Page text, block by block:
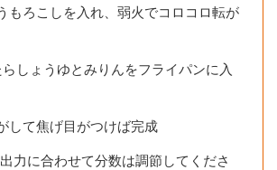
もろこしを入れ、弱火でコロコロ転が
しょうゆとみりんをフライパンに入
して焦げ目がつけば完成
力に合わせて分数は調節してくださ